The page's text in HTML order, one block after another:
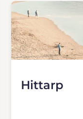
Hittarp